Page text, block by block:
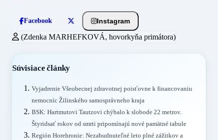
Facebook Instagram
(Zdenka MARHEFKOVÁ, hovorkyňa primátora)
Súvisiace články
Vyjadrenie Všeobecnej zdravotnej poisťovne k financovaniu
nemocníc Žilinského samosprávneho kraja
BSK: Hartmutovi Tautzovi chýbalo k slobode 22 metrov.
Štyridsať rokov od smrti pripomínajú nové pamätné tabule
Región Horehronie: Nezabudnuteľné leto plné zážitkov a